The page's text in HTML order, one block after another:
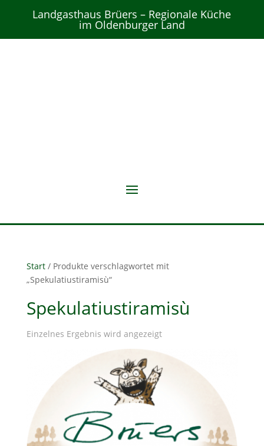
Landgasthaus Brüers – Regionale Küche
im Oldenburger Land
Start/ Produkte verschlagwortet mit
„Spekulatiustiramisù“
Spekulatiustiramisù
Einzelnes Ergebnis wird angezeigt